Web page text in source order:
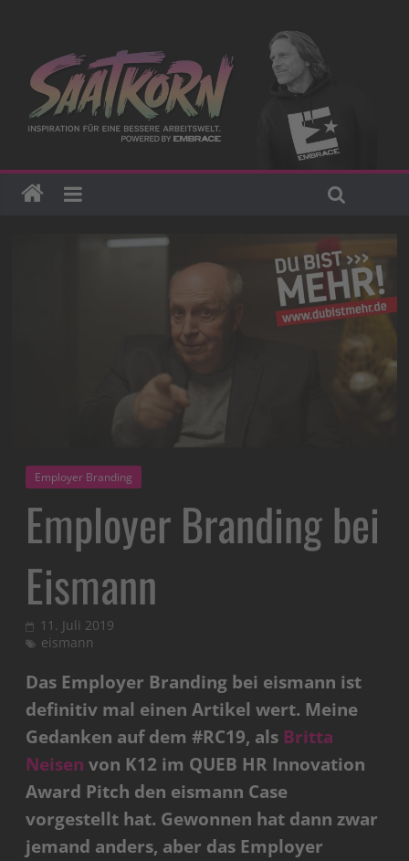
Employer Branding
Employer Branding bei
Eismann
11. Juli 2019
eismann
Das Employer Branding bei eismann ist
definitiv mal einen Artikel wert. Meine
Gedanken auf dem #RC19, als Britta
Neisen von K12 im QUEB HR Innovation
Award Pitch den eismann Case
vorgestellt hat. Gewonnen hat dann zwar
jemand anders, aber das Employer